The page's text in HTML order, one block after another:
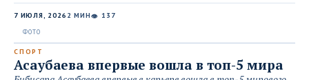
7 ИЮЛЯ, 2026 2 МИН👁 137
СПОРТ
Асаубаева впервые вошла в топ-5 мира